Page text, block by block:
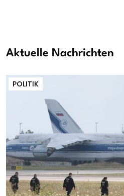
Aktuelle Nachrichten
POLITIK